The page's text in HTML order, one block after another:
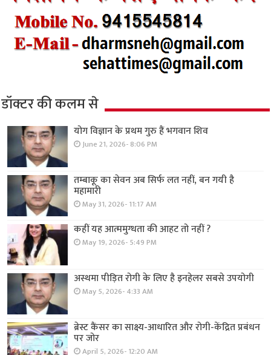
डॉक्टर की कलम से
योग विज्ञान के प्रथम गुरु हैं भगवान शिव
June 21, 2026- 8:06 PM
तम्बाकू का सेवन अब सिर्फ लत नहीं, बन गयी है
महामारी
May 31, 2026- 11:17 AM
कहीं यह आत्ममुग्धता की आहट तो नहीं ?
May 19, 2026- 5:49 PM
अस्थमा पीड़ित रोगी के लिए है इनहेलर सबसे उपयोगी
May 5, 2026- 4:33 AM
ब्रेस्ट कैंसर का साक्ष्य-आधारित और रोगी-केंद्रित प्रबंधन
पर जोर
April 5, 2026- 12:20 AM